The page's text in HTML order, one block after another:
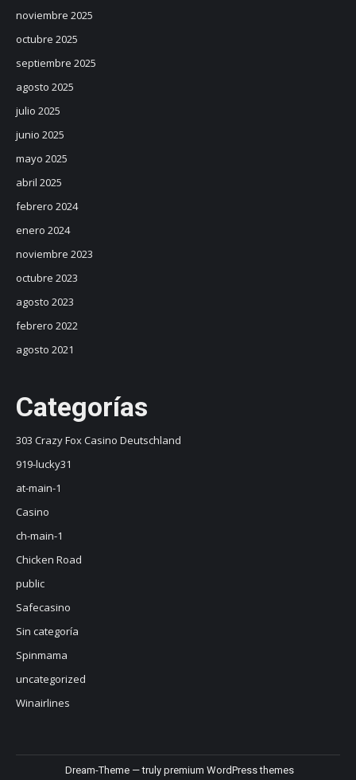
noviembre 2025
octubre 2025
septiembre 2025
agosto 2025
julio 2025
junio 2025
mayo 2025
abril 2025
febrero 2024
enero 2024
noviembre 2023
octubre 2023
agosto 2023
febrero 2022
agosto 2021
Categorías
303 Crazy Fox Casino Deutschland
919-lucky31
at-main-1
Casino
ch-main-1
Chicken Road
public
Safecasino
Sin categoría
Spinmama
uncategorized
Winairlines
Dream-Theme — truly premium WordPress themes